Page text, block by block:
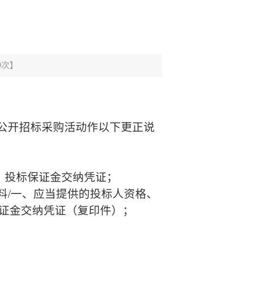
次】
开招标采购活动作以下更正说
标保证金交纳凭证；
一、应当提供的投标人资格、
交纳凭证（复印件）；